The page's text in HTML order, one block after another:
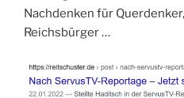
Nachdenken für
Reichsbürger …